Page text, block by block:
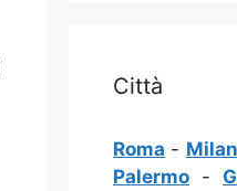
Città
Roma -
Palermo -